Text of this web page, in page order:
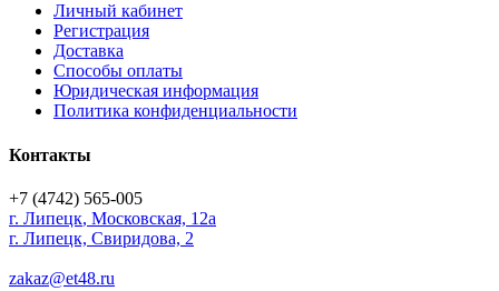
Личный кабинет
Регистрация
Доставка
Способы оплаты
Юридическая информация
Политика конфиденциальности
Контакты
+7 (4742) 565-005
г. Липецк, Московская, 12а
г. Липецк, Свиридова, 2
zakaz@et48.ru